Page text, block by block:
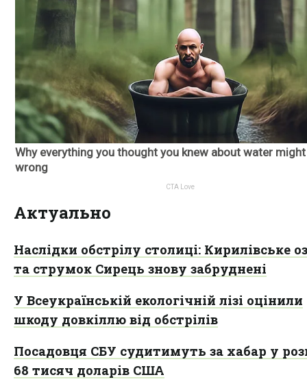
Актуально
Наслідки обстрілу столиці: Кирилівське
та струмок Сирець знову забруднені
У Всеукраїнській екологічній лізі оцінили
шкоду довкіллю від обстрілів
Посадовця СБУ судитимуть за хабар у
68 тисяч доларів США